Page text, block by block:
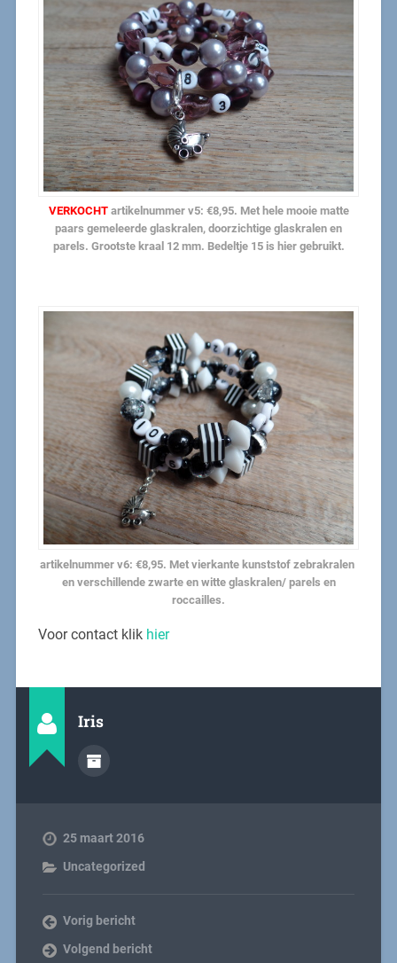
VERKOCHT artikelnummer v5: €8,95. Met hele mooie matte
paars gemeleerde glaskralen, doorzichtige glaskralen en
parels. Grootste kraal 12 mm. Bedeltje 15 is hier gebruikt.
artikelnummer v6: €8,95. Met vierkante kunststof zebrakralen
en verschillende zwarte en witte glaskralen/ parels en
roccailles.
Voor contact klik hier
Iris
25 maart 2016
Uncategorized
Vorig bericht
Volgend bericht